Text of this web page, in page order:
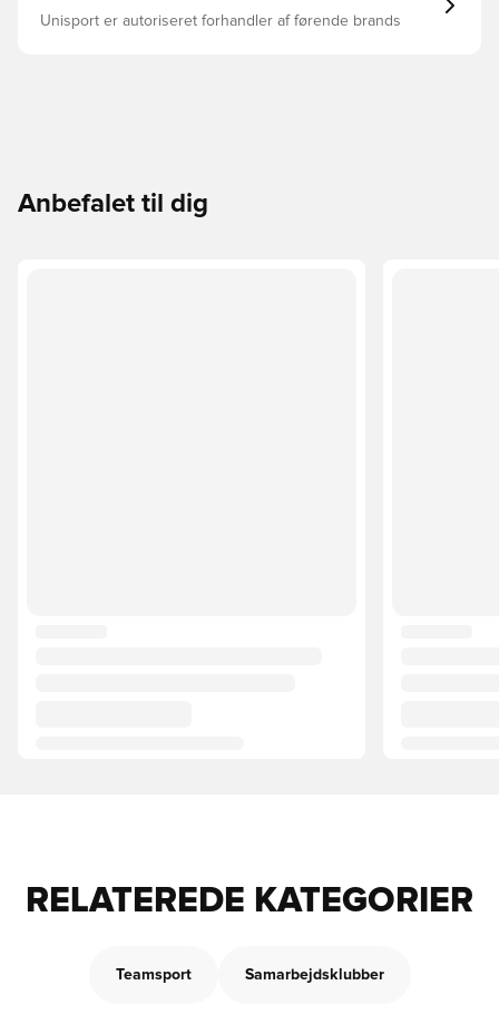
Unisport er autoriseret forhandler af førende brands
Anbefalet til dig
RELATEREDE KATEGORIER
Teamsport Samarbejdsklubber